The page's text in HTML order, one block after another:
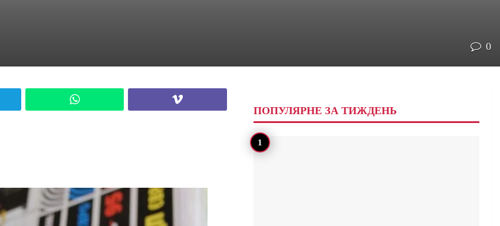
0
ПОПУЛЯРНЕ ЗА ТИЖДЕНЬ